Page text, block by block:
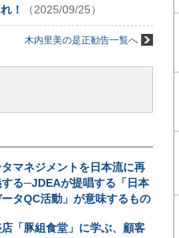
！ （2025/09/25）
木内里美の是正勧告一覧へ
マネジメントを日本流に再
する─JDEAが提唱する「日本
タQC活動」が意味するもの
「豚組食堂」に学ぶ、顧客